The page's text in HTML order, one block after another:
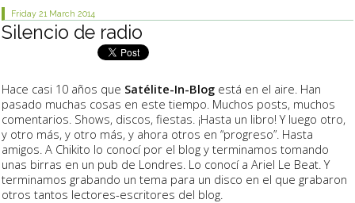
Friday 21 March 2014
Silencio de radio
Hace casi 10 años que Satélite-In-Blog está en el aire. Han
pasado muchas cosas en este tiempo. Muchos posts, muchos
comentarios. Shows, discos, fiestas. ¡Hasta un libro! Y luego otro,
y otro más, y otro más, y ahora otros en “progreso”. Hasta
amigos. A Chikito lo conocí por el blog y terminamos tomando
unas birras en un pub de Londres. Lo conocí a Ariel Le Beat. Y
terminamos grabando un tema para un disco en el que grabaron
otros tantos lectores-escritores del blog.